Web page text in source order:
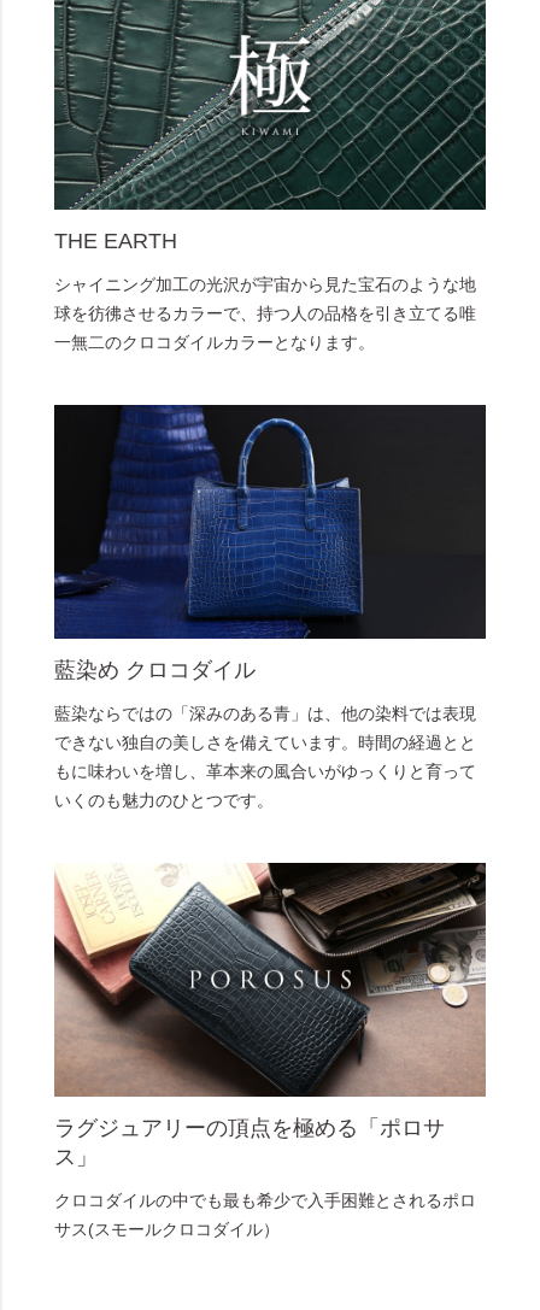
THE EARTH
シャイニング加工の光沢が宇宙から見た宝石のような地
球を彷彿させるカラーで、持つ人の品格を引き立てる唯
一無二のクロコダイルカラーとなります。
藍染め クロコダイル
藍染ならではの「深みのある青」は、他の染料では表現
できない独自の美しさを備えています。時間の経過とと
もに味わいを増し、革本来の風合いがゆっくりと育って
いくのも魅力のひとつです。
ラグジュアリーの頂点を極める「ポロサ
ス」
クロコダイルの中でも最も希少で入手困難とされるポロ
サス(スモールクロコダイル）